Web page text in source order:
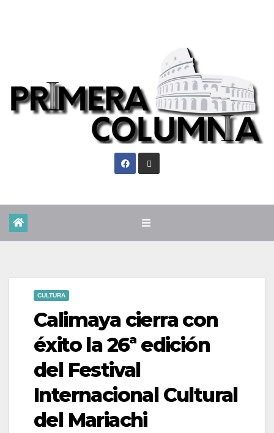
CULTURA
Calimaya cierra con
éxito la 26ª edición
del Festival
Internacional Cultural
del Mariachi